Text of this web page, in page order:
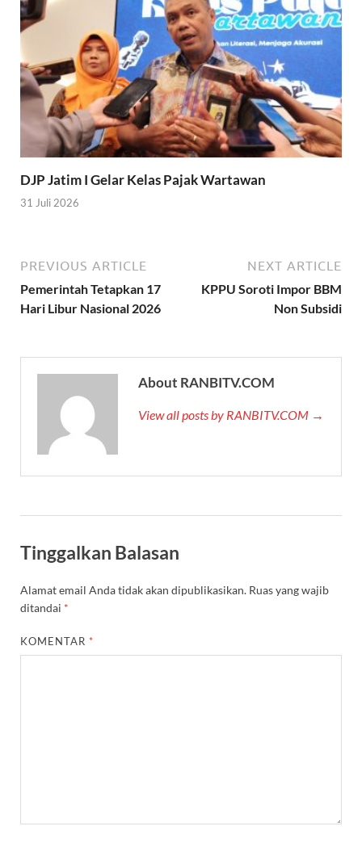
DJP Jatim I Gelar Kelas Pajak Wartawan
31 Juli 2026
PREVIOUS ARTICLE
Pemerintah Tetapkan 17
Hari Libur Nasional 2026
NEXT ARTICLE
KPPU Soroti Impor BBM
Non Subsidi
About RANBITV.COM
View all posts by RANBITV.COM →
Tinggalkan Balasan
Alamat email Anda tidak akan dipublikasikan. Ruas yang wajib
ditandai *
KOMENTAR *